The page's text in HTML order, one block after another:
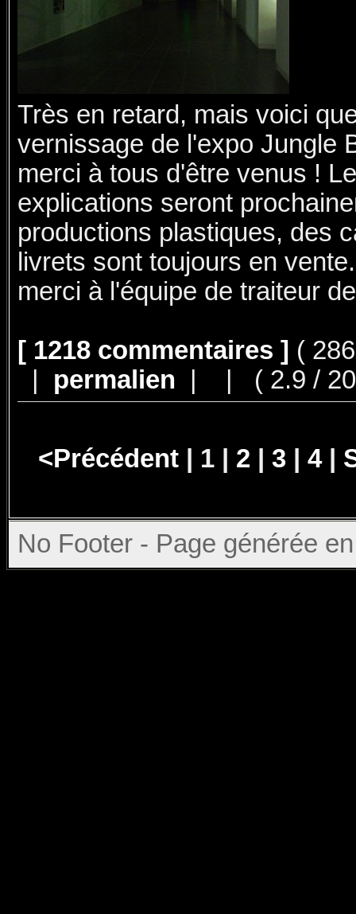
Très en retard, mais voici
vernissage de l'expo Jungle
merci à tous d'être venus !
explications seront
productions plastiques, des
livrets sont toujours en
merci à l'équipe de traiteur
[ 1218 commentaires ] (
permalien ( 2.9 /
<Précédent | 1 | 2 3 4|
No Footer - Page générée